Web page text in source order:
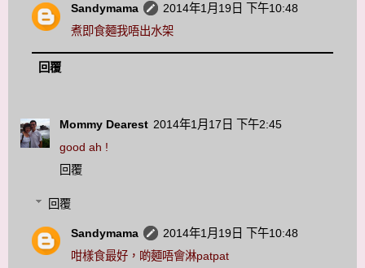
Sandymama
2014年1月19日 下午10:48
煮即食麵我唔出水架
回覆
Mommy Dearest 2014年1月17日 下午2:45
good ah !
回覆
回覆
Sandymama
2014年1月19日 下午10:48
咁樣食最好，啲麵唔會淋patpat